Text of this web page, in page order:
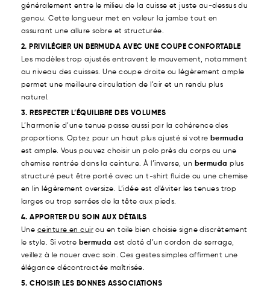
généralement entre le milieu de la cuisse et juste au-dessus du
genou. Cette longueur met en valeur la jambe tout en
assurant une allure sobre et structurée.
2. PRIVILÉGIER UN BERMUDA AVEC UNE COUPE CONFORTABLE
Les modèles trop ajustés entravent le mouvement, notamment
au niveau des cuisses. Une coupe droite ou légèrement ample
permet une meilleure circulation de l’air et un rendu plus
naturel.
3. RESPECTER L’ÉQUILIBRE DES VOLUMES
L’harmonie d’une tenue passe aussi par la cohérence des
proportions. Optez pour un haut plus ajusté si votre bermuda
est ample. Vous pouvez choisir un polo près du corps ou une
chemise rentrée dans la ceinture. À l’inverse, un bermuda plus
structuré peut être porté avec un t-shirt fluide ou une chemise
en lin légèrement oversize. L’idée est d’éviter les tenues trop
larges ou trop serrées de la tête aux pieds.
4. APPORTER DU SOIN AUX DÉTAILS
Une ceinture en cuir ou en toile bien choisie signe discrètement
le style. Si votre bermuda est doté d’un cordon de serrage,
veillez à le nouer avec soin. Ces gestes simples affirment une
élégance décontractée maîtrisée.
5. CHOISIR LES BONNES ASSOCIATIONS